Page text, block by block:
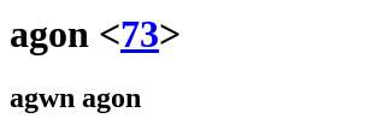
agon <73>
agwn agon